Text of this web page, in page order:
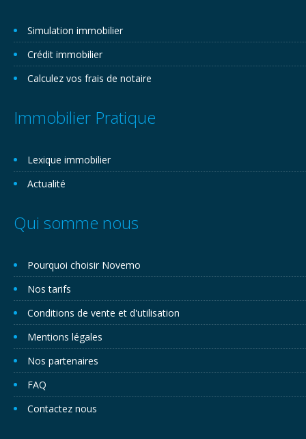
Simulation immobilier
Crédit immobilier
Calculez vos frais de notaire
Immobilier Pratique
Lexique immobilier
Actualité
Qui somme nous
Pourquoi choisir Novemo
Nos tarifs
Conditions de vente et d'utilisation
Mentions légales
Nos partenaires
FAQ
Contactez nous